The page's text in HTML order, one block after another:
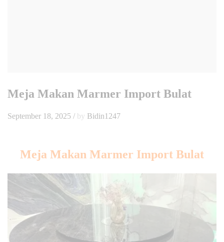
Meja Makan Marmer Import Bulat
September 18, 2025 / by Bidin1247
Meja Makan Marmer Import Bulat